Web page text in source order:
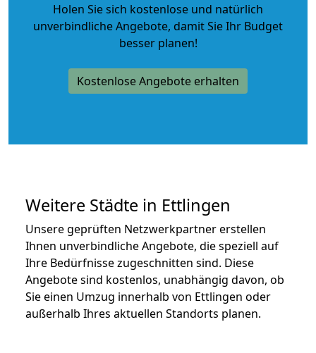
Holen Sie sich kostenlose und natürlich
unverbindliche Angebote, damit Sie Ihr Budget
besser planen!
Kostenlose Angebote erhalten
Weitere Städte in Ettlingen
Unsere geprüften Netzwerkpartner erstellen
Ihnen unverbindliche Angebote, die speziell auf
Ihre Bedürfnisse zugeschnitten sind. Diese
Angebote sind kostenlos, unabhängig davon, ob
Sie einen Umzug innerhalb von Ettlingen oder
außerhalb Ihres aktuellen Standorts planen.